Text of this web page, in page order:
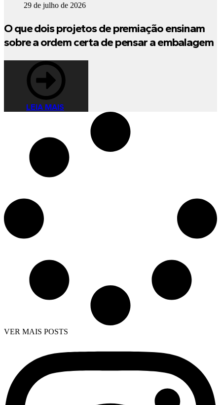
29 de julho de 2026
O que dois projetos de premiação ensinam
sobre a ordem certa de pensar a embalagem
LEIA MAIS
VER MAIS POSTS